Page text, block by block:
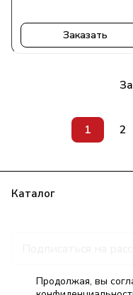
Заказать
1 2
Каталог
Продолжая, вы